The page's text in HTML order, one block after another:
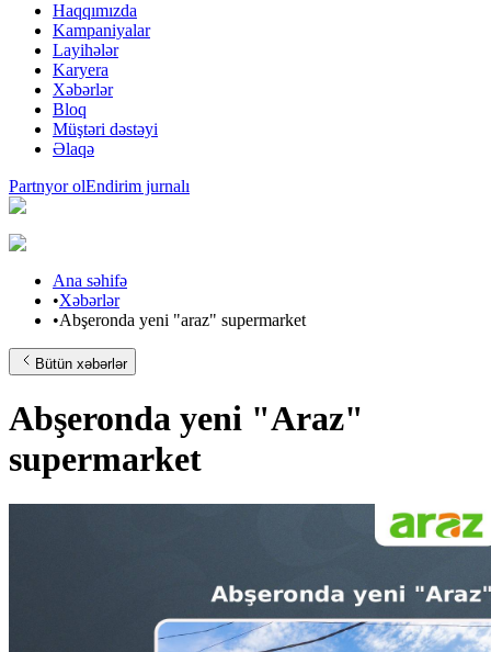
Haqqımızda
Kampaniyalar
Layihələr
Karyera
Xəbərlər
Bloq
Müştəri dəstəyi
Əlaqə
Partnyor olEndirim jurnalı
Ana səhifə
•Xəbərlər
•Abşeronda yeni "araz" supermarket
Bütün xəbərlər
Abşeronda yeni "Araz"
supermarket